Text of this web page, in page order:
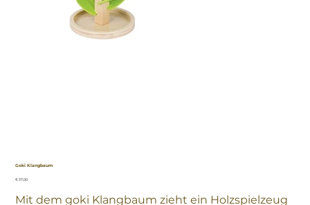
Goki Klangbaum
Preis
€ 37,00
Mit dem goki Klangbaum zieht ein Holzspielzeug